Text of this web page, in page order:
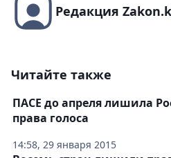
Редакция
Читайте также
14:58, 29 января 2015
ПАСЕ до апреля лишила
права голоса